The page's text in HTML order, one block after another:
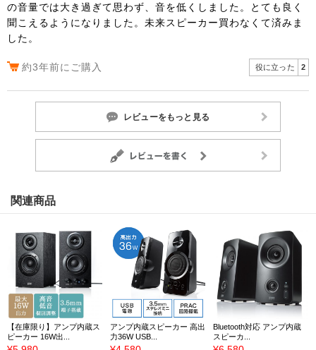
の音量では大き過ぎて思わず、音を低くしました。とても良く
聞こえるようになりました。未来スピーカー買わなくて済みま
した。
約3年前にご購入 役に立った 2
レビューをもっと見る
関連商品
【在庫限り】アンプ内蔵ス
ピーカー 16W出...
アンプ内蔵スピーカー 高出
力36W USB...
Bluetooth対応 アンプ内蔵
スピーカ...